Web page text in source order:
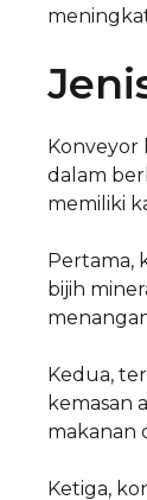
Konveyor
dalam
memiliki
Pertama,
bijih
Kedua,
kemasan
makanan
Ketiga,